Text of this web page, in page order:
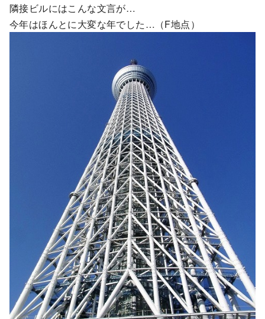
隣接ビルにはこんな文言が…
今年はほんとに大変な年でした…（F地点）